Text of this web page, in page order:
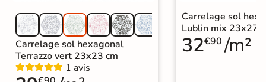
Carrelage sol hexagonal
Terrazzo vert 23x23 cm
1 avis
Carrelage sol
Lublin mix 23x27
32€90 /m²